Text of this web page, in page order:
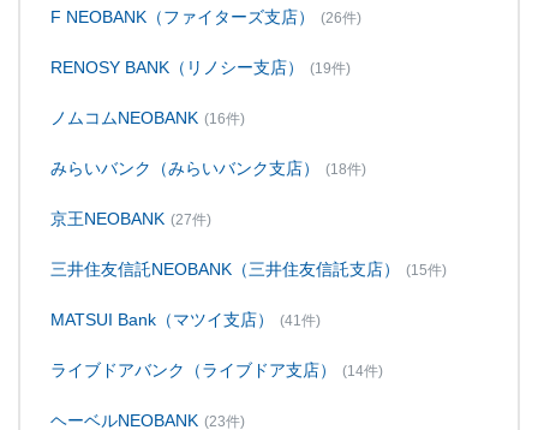
F NEOBANK（ファイターズ支店） (26件)
RENOSY BANK（リノシー支店） (19件)
ノムコムNEOBANK (16件)
みらいバンク（みらいバンク支店） (18件)
京王NEOBANK (27件)
三井住友信託NEOBANK（三井住友信託支店） (15件)
MATSUI Bank（マツイ支店） (41件)
ライブドアバンク（ライブドア支店） (14件)
ヘーベルNEOBANK (23件)